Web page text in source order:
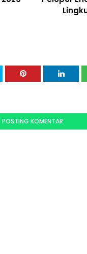
POSTING KOMENTAR